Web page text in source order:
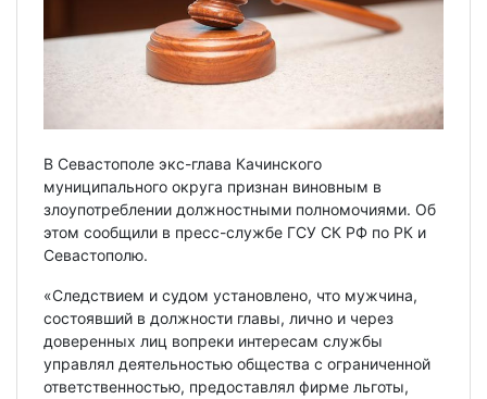
В Севастополе экс-глава Качинского
муниципального округа признан виновным в
злоупотреблении должностными полномочиями. Об
этом сообщили в пресс-службе ГСУ СК РФ по РК и
Севастополю.
«Следствием и судом установлено, что мужчина,
состоявший в должности главы, лично и через
доверенных лиц вопреки интересам службы
управлял деятельностью общества с ограниченной
ответственностью, предоставлял фирме льготы,